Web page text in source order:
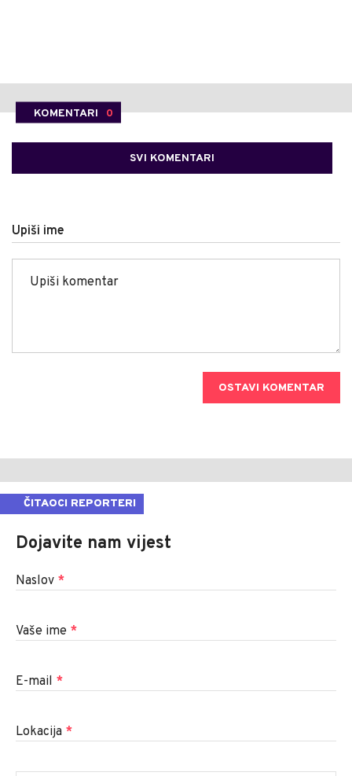
KOMENTARI 0
SVI KOMENTARI
Upiši ime
OSTAVI KOMENTAR
ČITAOCI REPORTERI
Dojavite nam vijest
Naslov *
Vaše ime *
E-mail *
Lokacija *